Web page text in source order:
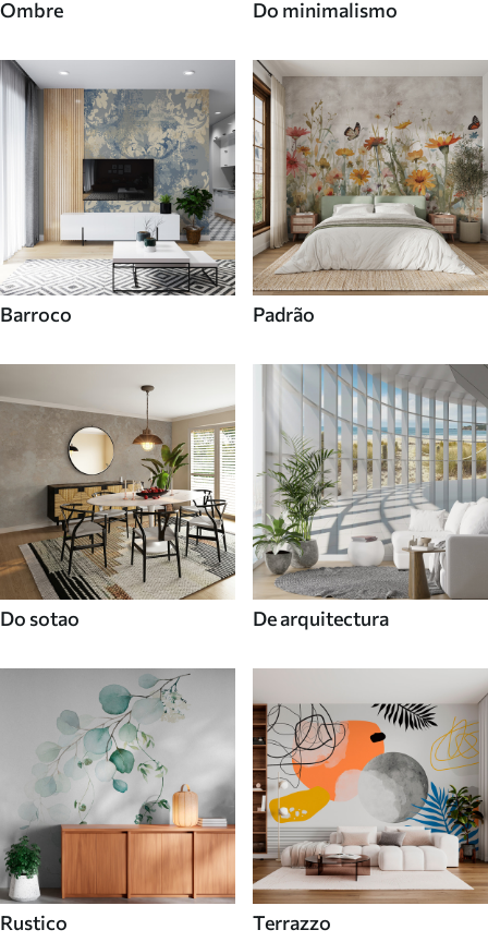
Ombre Do minimalismo
Barroco Padrão
Do sotao De arquitectura
Rustico Terrazzo